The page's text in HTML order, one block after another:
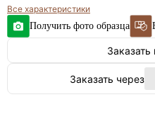
Все характеристики
Получить фото образца
Заказать
Заказать через